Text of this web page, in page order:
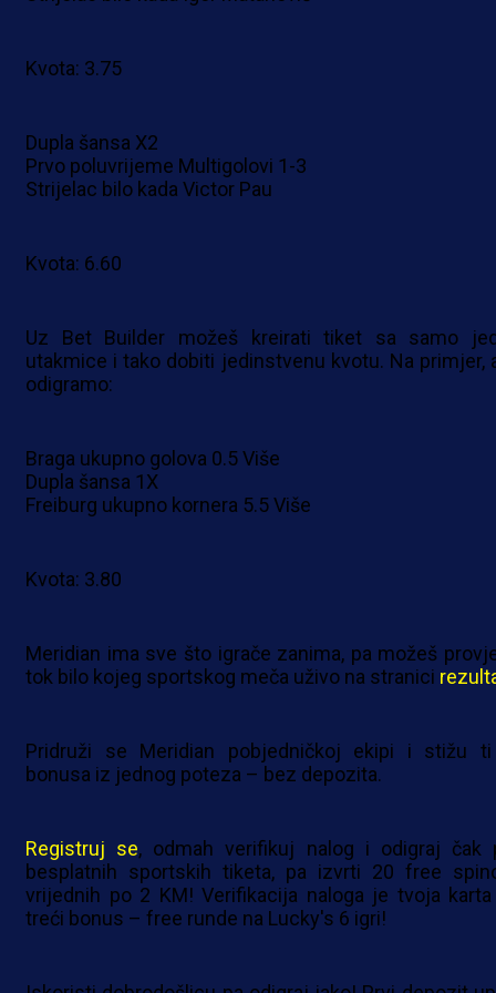
Kvota: 3.75
Dupla šansa X2
Prvo poluvrijeme Multigolovi 1-3
Strijelac bilo kada Victor Pau
Kvota: 6.60
Uz Bet Builder možeš kreirati tiket sa samo
utakmice i tako dobiti jedinstvenu kvotu. Na primjer,
odigramo:
Braga ukupno golova 0.5 Više
Dupla šansa 1X
Freiburg ukupno kornera 5.5 Više
Kvota: 3.80
Meridian ima sve što igrače zanima, pa možeš
tok bilo kojeg sportskog meča uživo na stranici
Pridruži se Meridian pobjedničkoj ekipi i stižu
bonusa iz jednog poteza – bez depozita.
Registruj se, odmah verifikuj nalog i odigraj čak
besplatnih sportskih tiketa, pa izvrti 20 free
vrijednih po 2 KM! Verifikacija naloga je tvoja
treći bonus – free runde na Lucky's 6 igri!